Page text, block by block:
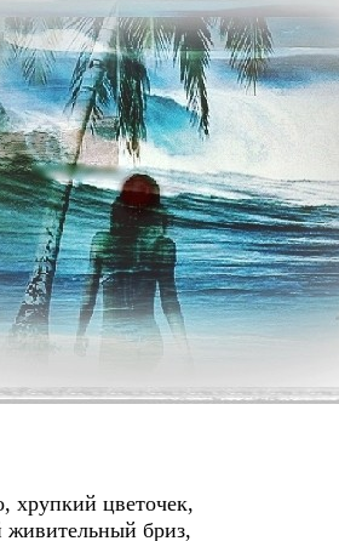
хрупкий цветочек,
живительный бриз,